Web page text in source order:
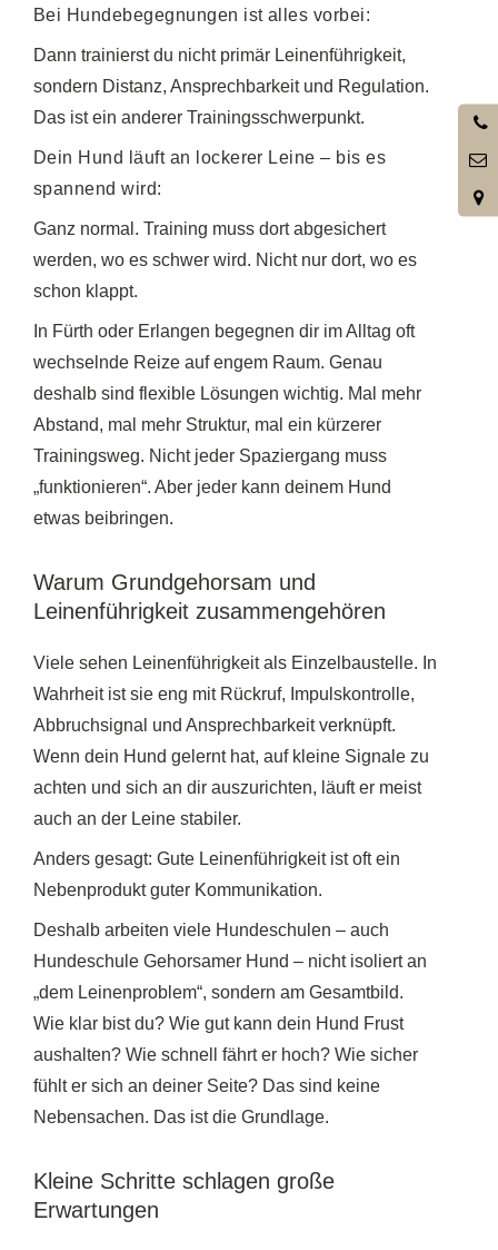
Bei Hundebegegnungen ist alles vorbei:
Dann trainierst du nicht primär Leinenführigkeit,
sondern Distanz, Ansprechbarkeit und Regulation.
Das ist ein anderer Trainingsschwerpunkt.
Dein Hund läuft an lockerer Leine – bis es
spannend wird:
Ganz normal. Training muss dort abgesichert
werden, wo es schwer wird. Nicht nur dort, wo es
schon klappt.
In Fürth oder Erlangen begegnen dir im Alltag oft
wechselnde Reize auf engem Raum. Genau
deshalb sind flexible Lösungen wichtig. Mal mehr
Abstand, mal mehr Struktur, mal ein kürzerer
Trainingsweg. Nicht jeder Spaziergang muss
„funktionieren“. Aber jeder kann deinem Hund
etwas beibringen.
Warum Grundgehorsam und
Leinenführigkeit zusammengehören
Viele sehen Leinenführigkeit als Einzelbaustelle. In
Wahrheit ist sie eng mit Rückruf, Impulskontrolle,
Abbruchsignal und Ansprechbarkeit verknüpft.
Wenn dein Hund gelernt hat, auf kleine Signale zu
achten und sich an dir auszurichten, läuft er meist
auch an der Leine stabiler.
Anders gesagt: Gute Leinenführigkeit ist oft ein
Nebenprodukt guter Kommunikation.
Deshalb arbeiten viele Hundeschulen – auch
Hundeschule Gehorsamer Hund – nicht isoliert an
„dem Leinenproblem“, sondern am Gesamtbild.
Wie klar bist du? Wie gut kann dein Hund Frust
aushalten? Wie schnell fährt er hoch? Wie sicher
fühlt er sich an deiner Seite? Das sind keine
Nebensachen. Das ist die Grundlage.
Kleine Schritte schlagen große
Erwartungen